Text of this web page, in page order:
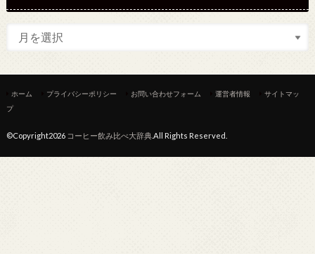
ホーム プライバシーポリシー お問い合わせフォーム 運営者情報
サイトマッ
プ
©Copyright2026 コーヒー飲み比べ大辞典.All Rights Reserved.